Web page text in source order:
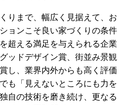
りまで、幅広く見据えて、お
ョンこそ良い家づくりの条件
超える満足を与えられる企業
ッドデザイン賞、街並み景観
し、業界内外からも高く評価
も「見えないところにも力を
自の技術を磨き続け、更なる